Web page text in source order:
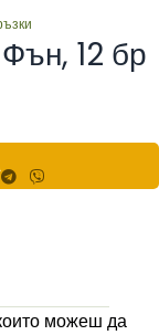
12 бр
можеш да